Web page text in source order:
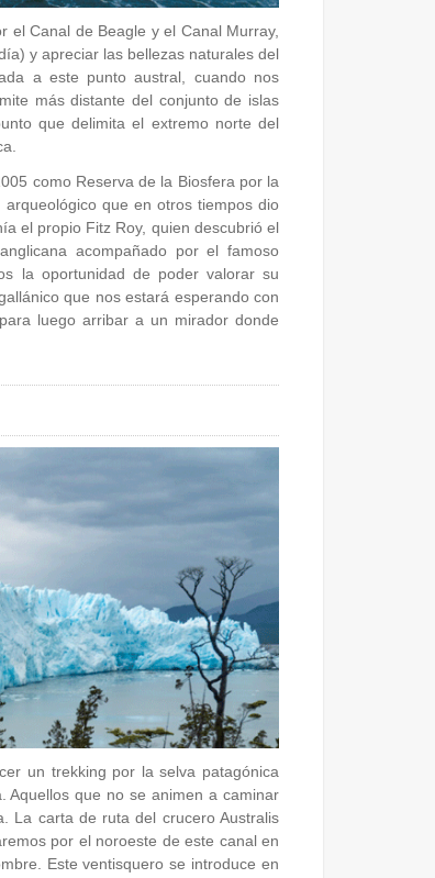
el Canal de Beagle y el Canal Murray,
y apreciar las bellezas naturales del
a este punto austral, cuando nos
más distante del conjunto de islas
que delimita el extremo norte del
como Reserva de la Biosfera por la
que en otros tiempos dio
el propio Fitz Roy, quien descubrió el
acompañado por el famoso
la oportunidad de poder valorar su
que nos estará esperando con
luego arribar a un mirador donde
un trekking por la selva patagónica
Aquellos que no se animen a caminar
La carta de ruta del crucero Australis
por el noroeste de este canal en
Este ventisquero se introduce en